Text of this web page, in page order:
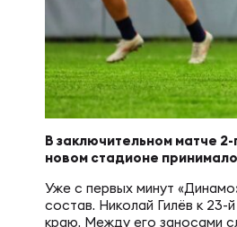
Магазин
Контакты
В заключительном матче
новом стадионе
Уже с первых минут
состав. Николай Гилёв к
краю. Между его заносами